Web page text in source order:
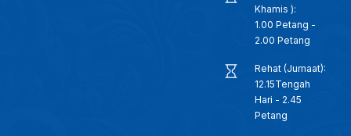
Khamis ):
1.00 Petang -
2.00 Petang
Rehat (Jumaat):
12.15Tengah
Hari - 2.45
Petang